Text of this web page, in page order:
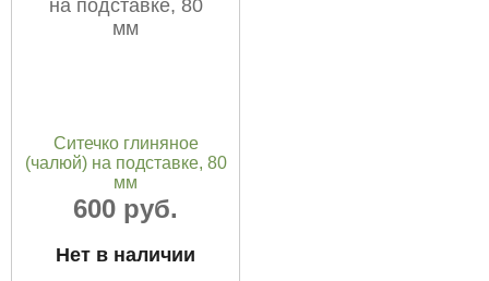
Ситечко глиняное
(чалюй) на подставке, 80
мм
600 руб.
Нет в наличии